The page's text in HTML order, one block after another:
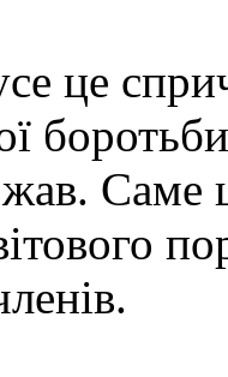
це
Саме